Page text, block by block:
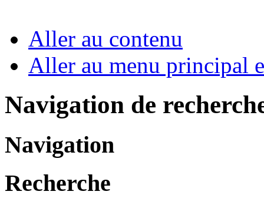
Aller au contenu
Aller au menu principal
Navigation de
Navigation
Recherche